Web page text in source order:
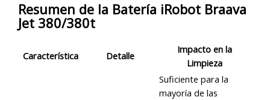
Resumen de la Batería iRobot Braava
Jet 380/380t
Característica Detalle
Impacto en la
Limpieza
Suficiente para la
mayoría de las